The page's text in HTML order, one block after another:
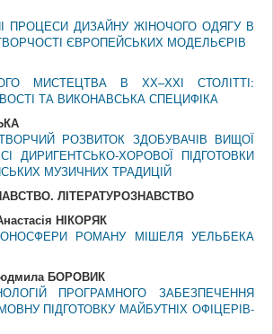
ПРОЦЕСИ ДИЗАЙНУ ЖІНОЧОГО ОДЯГУ В
ТВОРЧОСТІ ЄВРОПЕЙСЬКИХ МОДЕЛЬЄРІВ
МИСТЕЦТВА В ХХ–ХХІ СТОЛІТТІ:
ТА ВИКОНАВСЬКА СПЕЦИФІКА
ТВОРЧИЙ РОЗВИТОК ЗДОБУВАЧІВ ВИЩОЇ
ДИРИГЕНТСЬКО-ХОРОВОЇ ПІДГОТОВКИ
МУЗИЧНИХ ТРАДИЦІЙ
ЛIТЕРАТУРОЗНАВСТВО
НІКОРЯК
РОМАНУ МІШЕЛЯ УЕЛЬБЕКА
БОРОВИК
ПРОГРАМНОГО ЗАБЕЗПЕЧЕННЯ
ПІДГОТОВКУ МАЙБУТНІХ ОФІЦЕРІВ-